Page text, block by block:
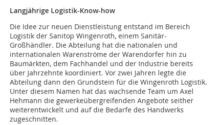
Langjährige Logistik-Know-how
Die Idee zur neuen Dienstleistung entstand im Bereich
Logistik der Sanitop Wingenroth, einem Sanitär-
Großhändler. Die Abteilung hat die nationalen und
internationalen Warenströme der Warendorfer hin zu
Baumärkten, dem Fachhandel und der Industrie bereits
über Jahrzehnte koordiniert. Vor zwei Jahren legte die
Abteilung dann den Grundstein für die Wingenroth Logistik.
Unter diesem Namen hat das wachsende Team um Axel
Hehmann die gewerkeübergreifenden Angebote seither
weiterentwickelt und auf die Bedarfe des Handwerks
zugeschnitten.